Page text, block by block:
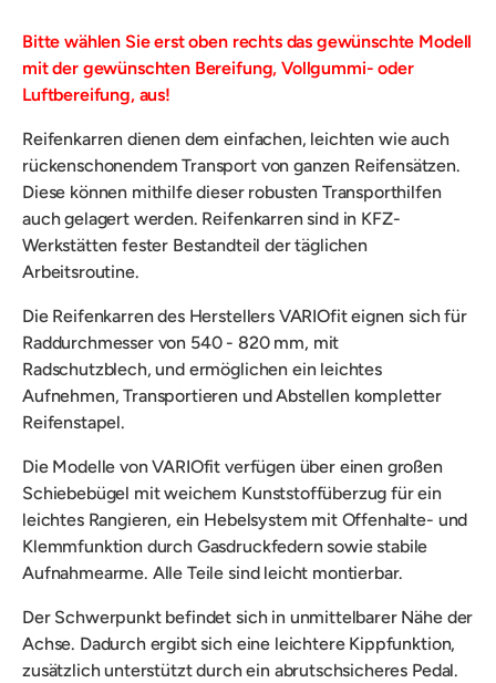
Bitte wählen Sie erst oben rechts das gewünschte Modell
mit der gewünschten Bereifung, Vollgummi- oder
Luftbereifung, aus!
Reifenkarren dienen dem einfachen, leichten wie auch
rückenschonendem Transport vonganzen Reifensätzen.
Diese können mithilfe dieser robusten Transporthilfen
auch gelagert werden. Reifenkarren sind in KFZ-
Werkstätten fester Bestandteil der täglichen
Arbeitsroutine.
Die Reifenkarren des Herstellers VARIOfit eignen sich für
Raddurchmesser von 540 - 820 mm, mit
Radschutzblech, und ermöglichen ein leichtes
Aufnehmen, Transportieren und Abstellen kompletter
Reifenstapel.
Die Modelle von VARIOfit verfügen über einen großen
Schiebebügel mit weichem Kunststoffüberzug für ein
leichtes Rangieren, ein Hebelsystem mit Offenhalte- und
Klemmfunktion durch Gasdruckfedern sowie stabile
Aufnahmearme. Alle Teile sind leicht montierbar.
Der Schwerpunkt befindet sich in unmittelbarer Nähe der
Achse. Dadurch ergibt sich eine leichtere Kippfunktion,
zusätzlich unterstützt durch ein abrutschsicheres Pedal.